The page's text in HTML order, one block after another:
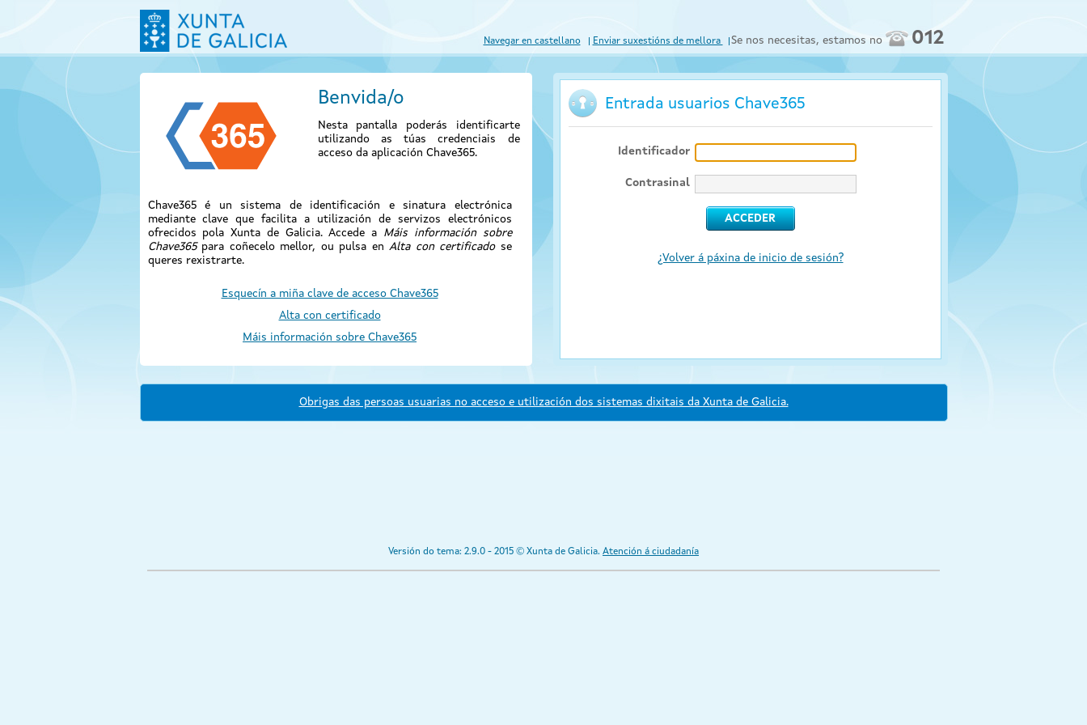
Navegar en castellano Enviar suxestións de mellora Se nos necesitas, estamos no 012
Benvida/o
Nesta pantalla poderás identificarte
utilizando as túas credenciais de
acceso da aplicación Chave365.
Chave365 é un sistema de identificación e sinatura electrónica
mediante clave que facilita a utilización de servizos electrónicos
ofrecidos pola Xunta de Galicia. Accede a Máis información sobre
Chave365para coñecelo mellor, ou pulsa en Alta con certificadose
queres rexistrarte.
Esquecín a miña clave de acceso Chave365
Alta con certificado
Máis información sobre Chave365
Entrada usuarios Chave365
Identificador
Contrasinal
¿Volver á páxina de inicio de sesión?
Obrigas das persoas usuarias no acceso e utilización dos sistemas dixitais da Xunta de Galicia.
Versión do tema: 2.9.0 - 2015 © Xunta de Galicia. Atención á ciudadanía